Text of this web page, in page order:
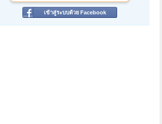
เข้าสู่ระบบด้วย Facebook